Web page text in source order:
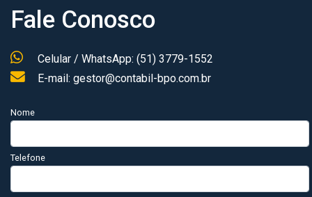
Fale Conosco
Celular / WhatsApp: (51) 3779-1552
E-mail: gestor@contabil-bpo.com.br
Nome
Telefone